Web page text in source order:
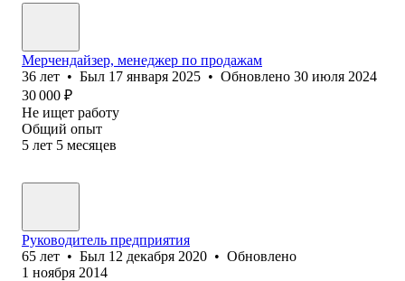
Мерчендайзер, менеджер по продажам
36 лет • Был 17 января 2025 • Обновлено 30 июля 2024
30 000 ₽
Не ищет работу
Общий опыт
5 лет 5 месяцев
Руководитель предприятия
65 лет • Был 12 декабря 2020 • Обновлено
1 ноября 2014